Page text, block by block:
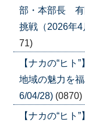
部・本部長 有
挑戦（2026年
71)
【ナカの“ヒ
地域の魅力を
6/04/28) (0870)
【ナカの“ヒ